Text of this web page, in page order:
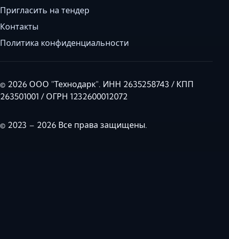
Пригласить на тендер
Контакты
Политика конфиденциальности
© 2026 ООО "Технодарк". ИНН 2635258743 / КПП
263501001 / ОГРН 1232600012072
© 2023 – 2026 Все права защищены.